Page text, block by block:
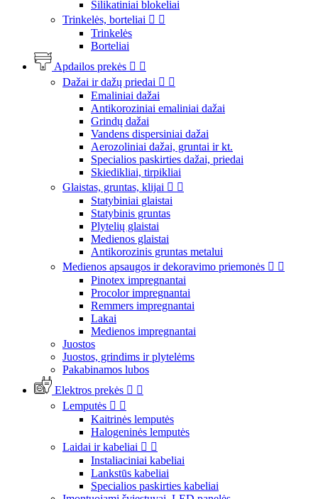
Silikatiniai blokeliai
Trinkelės, borteliai  
Trinkelės
Borteliai
Apdailos prekės  
Dažai ir dažų priedai  
Emaliniai dažai
Antikoroziniai emaliniai dažai
Grindų dažai
Vandens dispersiniai dažai
Aerozoliniai dažai, gruntai ir kt.
Specialios paskirties dažai, priedai
Skiedikliai, tirpikliai
Glaistas, gruntas, klijai  
Statybiniai glaistai
Statybinis gruntas
Plytelių glaistai
Medienos glaistai
Antikorozinis gruntas metalui
Medienos apsaugos ir dekoravimo priemonės  
Pinotex impregnantai
Procolor impregnantai
Remmers impregnantai
Lakai
Medienos impregnantai
Juostos
Juostos, grindims ir plytelėms
Pakabinamos lubos
Elektros prekės  
Lemputės  
Kaitrinės lemputės
Halogeninės lemputės
Laidai ir kabeliai  
Instaliaciniai kabeliai
Lankstūs kabeliai
Specialios paskirties kabeliai